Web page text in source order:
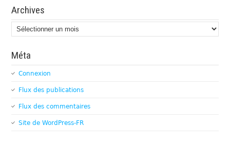
Archives
Archives
Méta
Connexion
Flux des publications
Flux des commentaires
Site de WordPress-FR